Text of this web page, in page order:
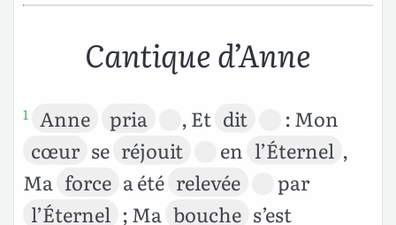
Cantique d’Anne
1 Anne pria , Et dit
: Mon
cœur se réjouit en l’Éternel ,
Ma force a été relevée
par
l’Éternel ; Ma bouche s’est